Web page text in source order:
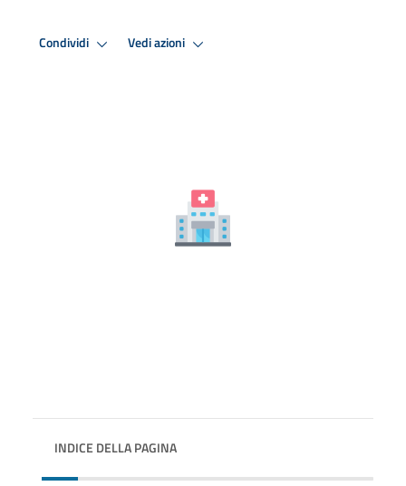
Condividi Vedi azioni
INDICE DELLA PAGINA